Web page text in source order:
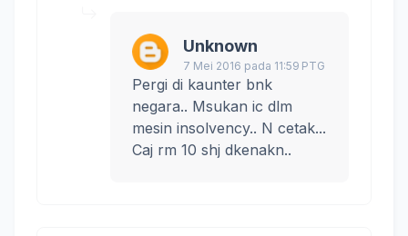
Unknown
7 Mei 2016 pada 11:59 PTG
Pergi di kaunter bnk
negara.. Msukan ic dlm
mesin insolvency.. N cetak...
Caj rm 10 shj dkenakn..